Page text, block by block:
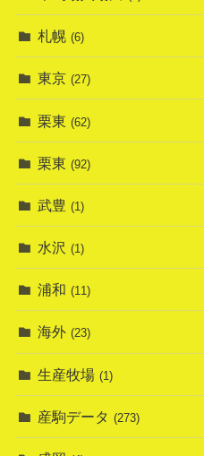
札幌 (6)
東京 (27)
栗東 (62)
栗東 (92)
武豊 (1)
水沢 (1)
浦和 (11)
海外 (23)
生産牧場 (1)
産駒データ (273)